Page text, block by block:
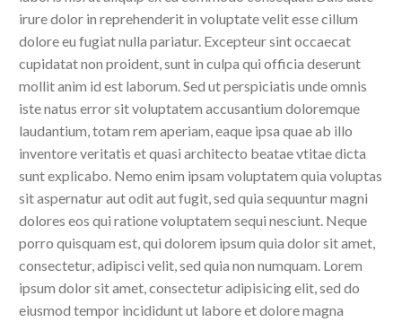
irure dolor in reprehenderit in voluptate velit esse cillum
dolore eu fugiat nulla pariatur. Excepteur sint occaecat
cupidatat non proident, sunt in culpa qui officia deserunt
mollit anim id est laborum. Sed ut perspiciatis unde omnis
iste natus error sit voluptatem accusantium doloremque
laudantium, totam rem aperiam, eaque ipsa quae ab illo
inventore veritatis et quasi architecto beatae vtitae dicta
sunt explicabo. Nemo enim ipsam voluptatem quia voluptas
sit aspernatur aut odit aut fugit, sed quia sequuntur magni
dolores eos qui ratione voluptatem sequi nesciunt. Neque
porro quisquam est, qui dolorem ipsum quia dolor sit amet,
consectetur, adipisci velit, sed quia non numquam. Lorem
ipsum dolor sit amet, consectetur adipisicing elit, sed do
eiusmod tempor incididunt ut labore et dolore magna